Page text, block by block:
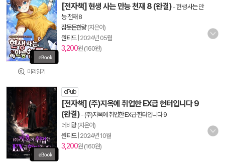
미리읽기
[전자책] 현생 사는 만능 천재 8 (완결) -현생 사는 만
능 천재 8
잠못든한량(지은이)
원티드| 2024년 05월
3,200원 (160원)
ePub
[전자책] (주)지옥에 취업한 EX급 헌터입니다 9
(완결) - (주)지옥에 취업한 EX급 헌터입니다 9
데비랑(지은이)
원티드| 2024년 10월
3,200원 (160원)